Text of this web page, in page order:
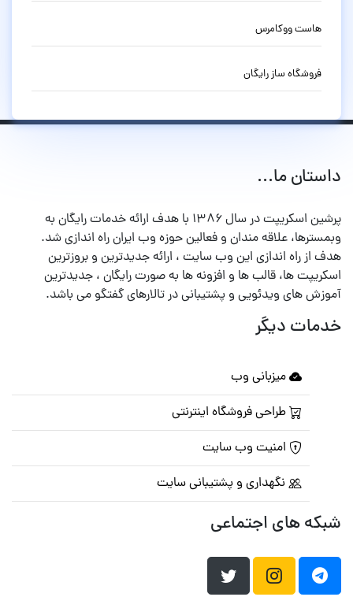
هاست ووکامرس
فروشگاه ساز رایگان
داستان ما...
پرشین اسکریپت در سال ۱۳۸۶ با هدف ارائه خدمات رایگان به
وبمسترها، علاقه مندان و فعالین حوزه وب ایران راه اندازی شد.
هدف از راه اندازی این وب سایت ، ارائه جدیدترین و بروزترین
اسکریپت ها، قالب ها و افزونه ها به صورت رایگان ، جدیدترین
آموزش های ویدئویی و پشتیبانی در تالارهای گفتگو می باشد.
خدمات دیگر
میزبانی وب
طراحی فروشگاه اینترنتی
امنیت وب سایت
نگهداری و پشتیبانی سایت
شبکه های اجتماعی